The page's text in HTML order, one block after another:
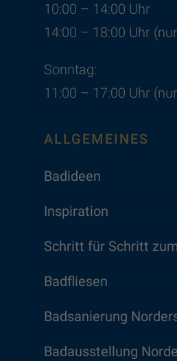
10:00 – 14:00 Uhr
14:00 – 18:00 Uhr
Sonntag:
11:00 – 17:00 Uhr
ALLGEMEINES
Badideen
Inspiration
Schritt für Schritt
Badfliesen
Badsanierung
Badausstellung